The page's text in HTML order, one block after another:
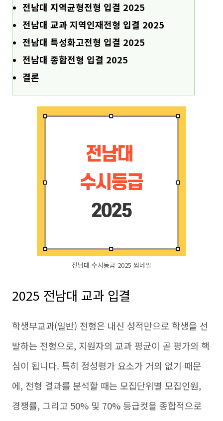
전남대 지역균형전형 입결 2025
전남대 교과 지역인재전형 입결 2025
전남대 특성화고전형 입결 2025
전남대 종합전형 입결 2025
결론
전남대 수시등급 2025 썸네일
2025 전남대 교과 입결
학생부교과(일반) 전형은 내신 성적만으로 학생을 선
발하는 전형으로, 지원자의 교과 평균이 곧 평가의 핵
심이 됩니다. 특히 정성평가 요소가 거의 없기 때문
에, 전형 결과를 분석할 때는 모집단위별 모집인원,
경쟁률, 그리고 50% 및 70% 등급컷을 종합적으로